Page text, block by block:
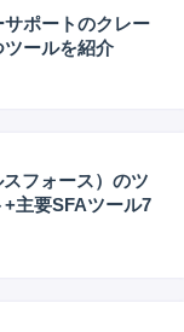
サポートのクレー
ールを紹介
フォース）のツ
主要SFAツール7